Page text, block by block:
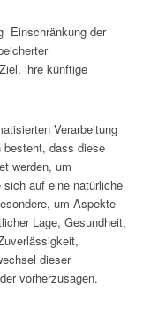
Einschränkung der
ihre künftige
Verarbeitung
besteht, dass diese
werden, um
auf eine natürliche
um Aspekte
Lage, Gesundheit,
dieser
vorherzusagen.